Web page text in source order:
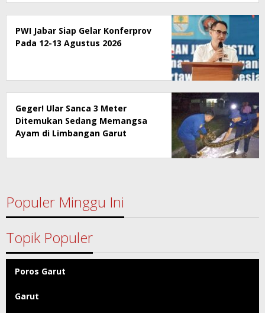
PWI Jabar Siap Gelar Konferprov
Pada 12-13 Agustus 2026
Geger! Ular Sanca 3 Meter
Ditemukan Sedang Memangsa
Ayam di Limbangan Garut
Populer Minggu Ini
Topik Populer
Poros Garut
Garut